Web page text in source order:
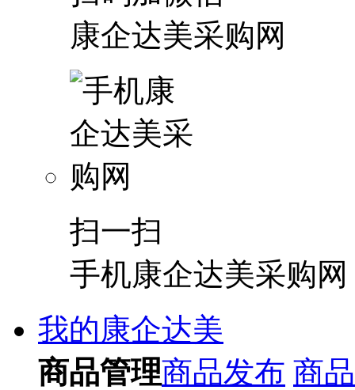
康企达美采购网
扫一扫
手机康企达美采购网
我的康企达美
商品管理商品发布 商